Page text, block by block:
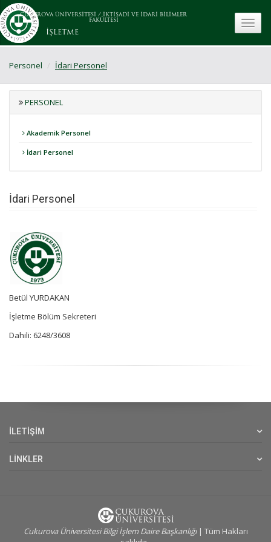
ÇUKUROVA ÜNİVERSİTESİ / İKTİSADİ VE İDARİ BİLİMLER
FAKÜLTESİ
İŞLETME
Personel İdari Personel
PERSONEL
Akademik Personel
İdari Personel
İdari Personel
Betül YURDAKAN
İşletme Bölüm Sekreteri
Dahili: 6248/3608
İLETİŞİM
LİNKLER
Cukurova Üniversitesi Bilgi İşlem Daire Başkanlığı| Tüm Hakları